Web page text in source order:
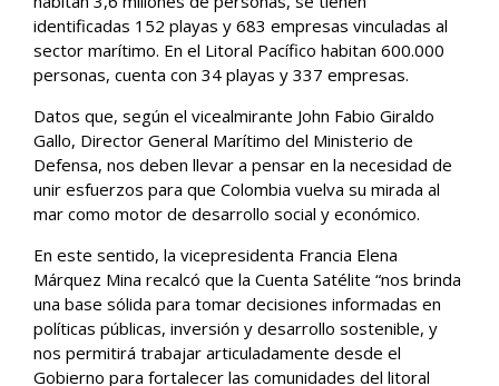
identificadas 152 playas y 683 empresas vinculadas al
sector marítimo. En el Litoral Pacífico habitan 600.000
personas, cuenta con 34 playas y 337 empresas.
Datos que, según el vicealmirante John Fabio Giraldo
Gallo, Director General Marítimo del Ministerio de
Defensa, nos deben llevar a pensar en la necesidad de
unir esfuerzos para que Colombia vuelva su mirada al
mar como motor de desarrollo social y económico.
En este sentido, la vicepresidenta Francia Elena
Márquez Mina recalcó que la Cuenta Satélite “nos brinda
una base sólida para tomar decisiones informadas en
políticas públicas, inversión y desarrollo sostenible, y
nos permitirá trabajar articuladamente desde el
Gobierno para fortalecer las comunidades del litoral